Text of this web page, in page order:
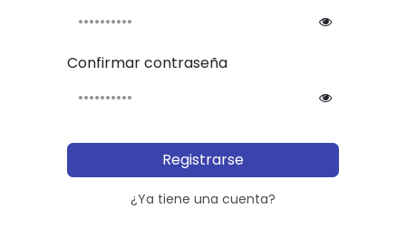
Confirmar contraseña
Registrarse
¿Ya tiene una cuenta?